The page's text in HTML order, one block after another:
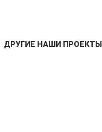
ДРУГИЕ НАШИ ПРОЕКТЫ